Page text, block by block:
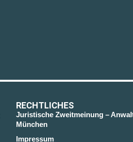
RECHTLICHES
Juristische Zweitmeinung –
München
Impressum